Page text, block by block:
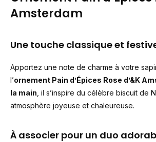
Amsterdam
Une touche classique et
Apportez une note de charme à votre
l’ornement Pain d’Épices Rose d’&K
la main , il s’inspire du célèbre biscuit de
atmosphère joyeuse et chaleureuse.
À associer pour un duo